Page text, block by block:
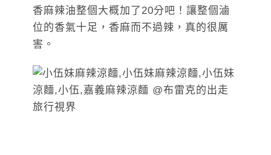
香麻辣油整個大概加了20分吧！讓整個滷
位的香氣十足，香麻而不過辣，真的很厲
害。